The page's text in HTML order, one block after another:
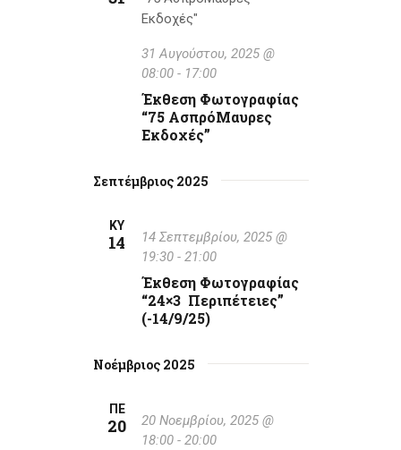
Έκθεση Φωτογραφίας
“75 ΑσπρόΜαυρες
Εκδοχές”
31 Αυγούστου, 2025 @
08:00- 17:00
Σεπτέμβριος 2025
ΚΥ
14
Έκθεση Φωτογραφίας
“24×3 Περιπέτειες”
(-14/9/25)
14 Σεπτεμβρίου, 2025 @
19:30- 21:00
Νοέμβριος 2025
ΠΕ
20
20 Νοεμβρίου, 2025 @
18:00- 20:00